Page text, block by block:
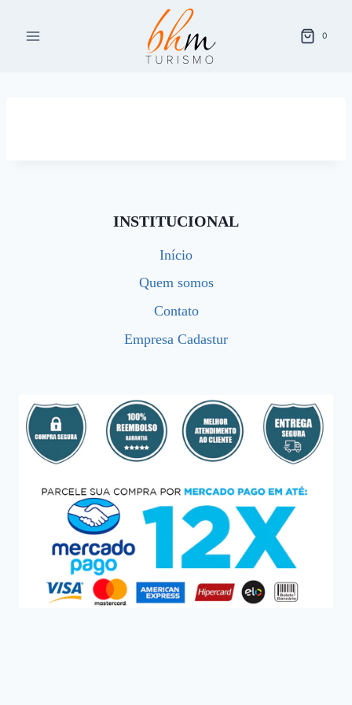
para
0
INSTITUCIONAL
Início
Quem somos
Contato
Empresa Cadastur